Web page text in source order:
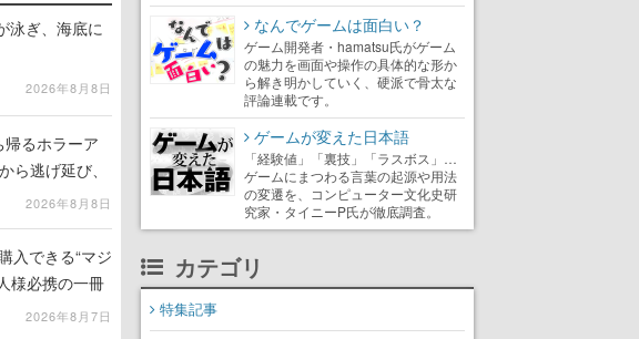
泳ぎ、海底に
2026年8月8日
帰るホラーア
ら逃げ延び、
2026年8月8日
入できる“マジ
様必携の一冊
2026年8月7日
なんでゲームは面白い？
ゲーム開発者・hamatsu氏がゲーム
の魅力を画面や操作の具体的な形か
ら解き明かしていく、硬派で骨太な
評論連載です。
ゲームが変えた日本語
「経験値」「裏技」「ラスボス」…
ゲームにまつわる言葉の起源や用法
の変遷を、コンピューター文化史研
究家・タイニーP氏が徹底調査。
カテゴリ
特集記事